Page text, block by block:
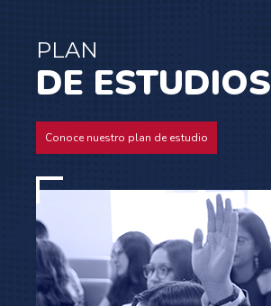
PLAN
DE ESTUDIOS
Conoce nuestro plan de estudio